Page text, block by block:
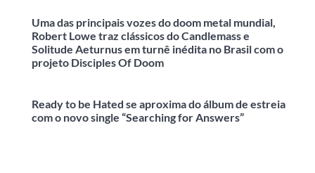
Uma das principais vozes do doom metal mundial,
Robert Lowe traz clássicos do Candlemass e
Solitude Aeturnus em turnê inédita no Brasil com o
projeto Disciples Of Doom
Ready to be Hated se aproxima do álbum de estreia
com o novo single “Searching for Answers”